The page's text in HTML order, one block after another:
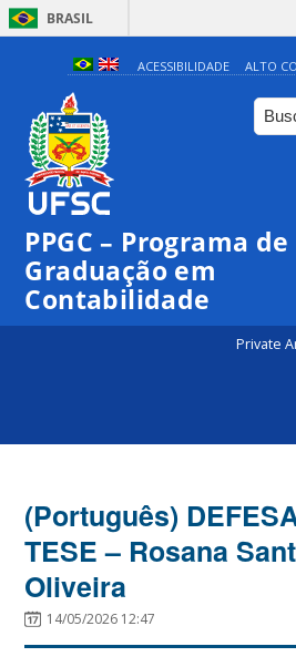
BRASIL
ACESSIBILIDADE ALTO
PPGC – Programa de
Graduação em
Contabilidade
Private
(Português)
TESE – Rosana
Oliveira
14/05/2026 12:47